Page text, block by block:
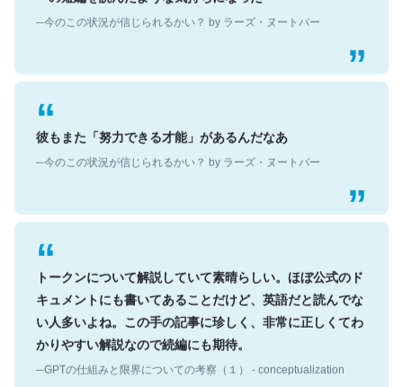
─今のこの状況が信じられるかい？ by ラーズ・ヌートバー
彼もまた「努力できる才能」があるんだなあ
─今のこの状況が信じられるかい？ by ラーズ・ヌートバー
トークンについて解説していて素晴らしい。ほぼ公式のド
キュメントにも書いてあることだけど、英語だと読んでな
い人多いよね。この手の記事に珍しく、非常に正しくてわ
かりやすい解説なので続編にも期待。
─GPTの仕組みと限界についての考察（１） - conceptualization